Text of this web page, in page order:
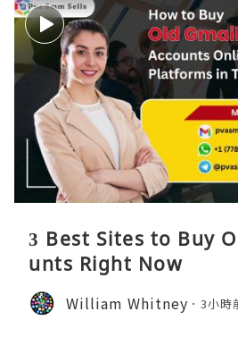
3 Best Sites to Buy
unts Right Now
William Whitney 3小時